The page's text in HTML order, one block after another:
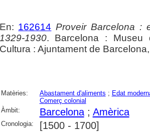
En: 162614 Proveir Barcelona :
1329-1930. Barcelona : Museu
Cultura : Ajuntament de
Matèries: Abastament d'aliments ; Edat
Comerç colonial
Àmbit:
Barcelona; Amèrica
Cronologia: [1500 - 1700]